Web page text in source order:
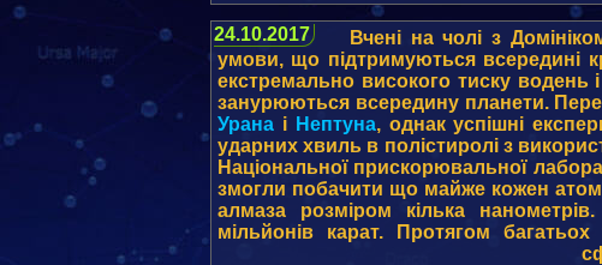
24.10.2017
Вчені на чолі з
умови, що підтримуються всередині
екстремально високого тиску водень
занурюються всередину планети.
Урана і Нептуна, однак успішні
ударних хвиль в полістиролі з
Національної прискорювальної
змогли побачити що майже кожен атом
алмаза розміром кілька
мільйонів карат. Протягом